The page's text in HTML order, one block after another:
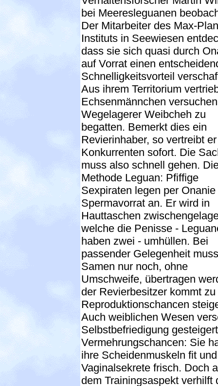
bei Meeresleguanen
Der Mitarbeiter des Max-
Instituts in Seewiesen
dass sie sich quasi durch
auf Vorrat einen
Schnelligkeitsvorteil
Aus ihrem Territorium
Echsenmännchen
Wegelagerer Weibcheh zu
begatten. Bemerkt dies ein
Revierinhaber, so vertreibt
Konkurrenten sofort. Die
muss also schnell gehen.
Methode Leguan: Pfiffige
Sexpiraten legen per
Spermavorrat an. Er wird in
Hauttaschen
welche die Penisse -
haben zwei - umhüllen. Bei
passender Gelegenheit
Samen nur noch, ohne
Umschweife, übertragen
der Revierbesitzer kommt
Reproduktionschancen
Auch weiblichen Wesen
Selbstbefriedigung
Vermehrungschancen: Sie
ihre Scheidenmuskeln fit
Vaginalsekrete frisch. Doch
dem Trainingsaspekt verhilft